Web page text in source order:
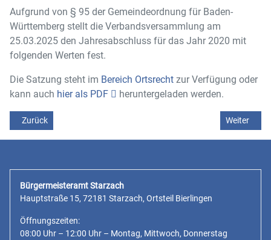
Aufgrund von § 95 der Gemeindeordnung für Baden-
Württemberg stellt die Verbandsversammlung am
25.03.2025 den Jahresabschluss für das Jahr 2020 mit
folgenden Werten fest.
Die Satzung steht im Bereich Ortsrecht zur Verfügung oder
kann auch hier als PDF heruntergeladen werden.
Vorheriger Beitrag: Öffentliche Bekanntmachtung - Feststellung
Zurück Nächster
Weiter
Bürgermeisteramt Starzach
Hauptstraße 15, 72181 Starzach, Ortsteil Bierlingen
Öffnungszeiten:
08:00 Uhr – 12:00 Uhr – Montag, Mittwoch, Donnerstag